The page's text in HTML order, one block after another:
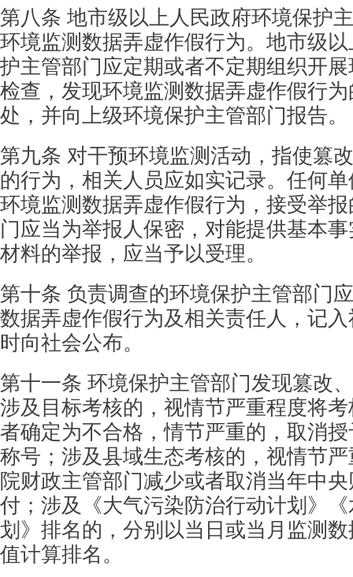
第八条 地市级以上人民政府环境保护
环境监测数据弄虚作假行为。地市级
护主管部门应定期或者不定期组织开
检查，发现环境监测数据弄虚作假行
处，并向上级环境保护主管部门报告。
第九条 对干预环境监测活动，指使篡
的行为，相关人员应如实记录。任何
环境监测数据弄虚作假行为，接受举
门应当为举报人保密， 对能提供基本
材料的举报，应当予以受理。
第十条 负责调查的环境保护主管部门
数据弄虚作假行为及相关责任人，记
时向社会公布。
第十一条 环境保护主管部门发现篡改
涉及 目标考核的，视情节严重程度将
者确定为不合格，情节严重的，取消
称号；涉及县域生态考核的，视情节
院财政主管部门减少或者取消当年中
付；涉及《大气污染防治行动计划》
划》排名的，分别以当日或当月监测
值计算排名。